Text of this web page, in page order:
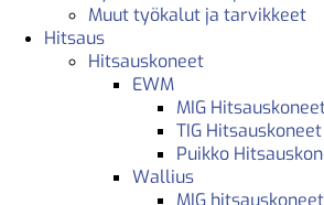
Muut työkalut ja tarvikkeet
Hitsaus
Hitsauskoneet
EWM
MIG
TIG Hitsauskoneet
Puikko
Wallius